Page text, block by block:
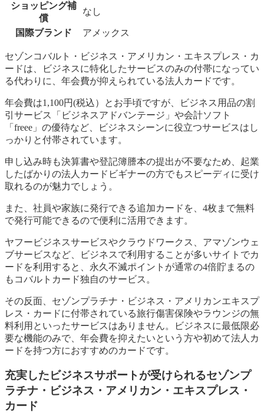
ショッピング補
償
なし
国際ブランド アメックス
セゾンコバルト・ビジネス・アメリカン・エキスプレス・カ
ードは、ビジネスに特化したサービスのみの付帯になってい
る代わりに、年会費が抑えられている法人カードです。
年会費は1,100円(税込）とお手頃ですが、ビジネス用品の割
引サービス「ビジネスアドバンテージ」や会計ソフト
「freee」の優待など、ビジネスシーンに役立つサービスはし
っかりと付帯されています。
申し込み時も決算書や登記簿謄本の提出が不要なため、起業
したばかりの法人カードビギナーの方でもスピーディに受け
取れるのが魅力でしょう。
また、社員や家族に発行できる追加カードを、4枚まで無料
で発行可能できるので便利に活用できます。
ヤフービジネスサービスやクラウドワークス、アマゾンウェ
ブサービスなど、ビジネスで利用することが多いサイトでカ
ードを利用すると、永久不滅ポイントが通常の4倍貯まるの
もコバルトカード独自のサービス。
その反面、セゾンプラチナ・ビジネス・アメリカンエキスプ
レス・カードに付帯されている旅行傷害保険やラウンジの無
料利用といったサービスはありません。ビジネスに最低限必
要な機能のみで、年会費を抑えたいという方や初めて法人カ
ードを持つ方におすすめのカードです。
充実したビジネスサポートが受けられるセゾンプ
ラチナ・ビジネス・アメリカン・エキスプレス・
カード